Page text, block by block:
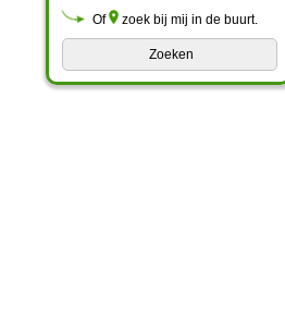
Of zoek bij mij in de buurt.